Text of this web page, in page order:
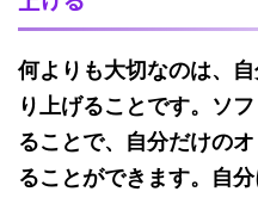
何よりも大切なのは、
り上げることです。ソ
ることで、自分だけの
ることができます。自